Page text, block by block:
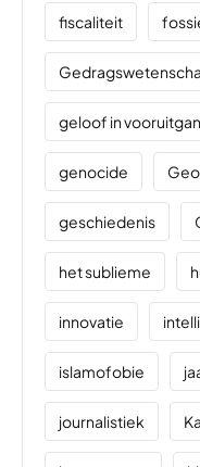
fiscaliteit
geloof in
genocide
geschiedenis
het sublieme
innovatie
islamofobie
journalistiek